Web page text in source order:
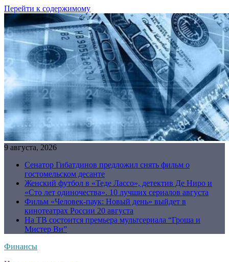
Перейти к содержимому
9 августа, 2026
Сенатор Гибатдинов предложил снять фильм о
гостомельском десанте
Женский футбол в «Теде Лассо», детектив Де Ниро и
«Сто лет одиночества». 10 лучших сериалов августа
Фильм «Человек-паук: Новый день» выйдет в
кинотеатрах России 20 августа
На ТВ состоится премьера мультсериала “Гроша и
Мистер Ви”
Финансы